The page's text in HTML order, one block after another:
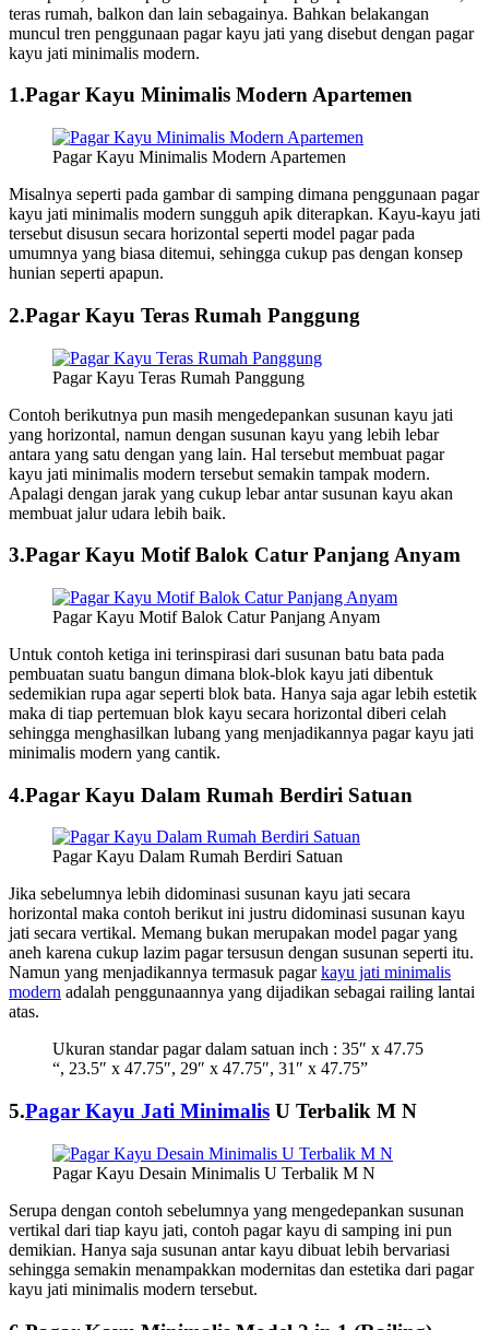
teras rumah, balkon dan lain sebagainya. Bahkan belakangan
muncul tren penggunaan pagar kayu jati yang disebut dengan pagar
kayu jati minimalis modern.
1.Pagar Kayu Minimalis Modern Apartemen
Pagar Kayu Minimalis Modern Apartemen
Misalnya seperti pada gambar di samping dimana penggunaan pagar
kayu jati minimalis modern sungguh apik diterapkan. Kayu-kayu jati
tersebut disusun secara horizontal seperti model pagar pada
umumnya yang biasa ditemui, sehingga cukup pas dengan konsep
hunian seperti apapun.
2.Pagar Kayu Teras Rumah Panggung
Pagar Kayu Teras Rumah Panggung
Contoh berikutnya pun masih mengedepankan susunan kayu jati
yang horizontal, namun dengan susunan kayu yang lebih lebar
antara yang satu dengan yang lain. Hal tersebut membuat pagar
kayu jati minimalis modern tersebut semakin tampak modern.
Apalagi dengan jarak yang cukup lebar antar susunan kayu akan
membuat jalur udara lebih baik.
3.Pagar Kayu Motif Balok Catur Panjang Anyam
Pagar Kayu Motif Balok Catur Panjang Anyam
Untuk contoh ketiga ini terinspirasi dari susunan batu bata pada
pembuatan suatu bangun dimana blok-blok kayu jati dibentuk
sedemikian rupa agar seperti blok bata. Hanya saja agar lebih estetik
maka di tiap pertemuan blok kayu secara horizontal diberi celah
sehingga menghasilkan lubang yang menjadikannya pagar kayu jati
minimalis modern yang cantik.
4.Pagar Kayu Dalam Rumah Berdiri Satuan
Pagar Kayu Dalam Rumah Berdiri Satuan
Jika sebelumnya lebih didominasi susunan kayu jati secara
horizontal maka contoh berikut ini justru didominasi susunan kayu
jati secara vertikal. Memang bukan merupakan model pagar yang
aneh karena cukup lazim pagar tersusun dengan susunan seperti itu.
Namun yang menjadikannya termasuk pagarkayu jati minimalis
modern adalah penggunaannya yang dijadikan sebagai railing lantai
atas.
Ukuran standar pagar dalam satuan inch : 35″ x 47.75
“, 23.5″ x 47.75″, 29″ x 47.75″, 31″ x 47.75”
5.Pagar Kayu Jati Minimalis U Terbalik M N
Pagar Kayu Desain Minimalis U Terbalik M N
Serupa dengan contoh sebelumnya yang mengedepankan susunan
vertikal dari tiap kayu jati, contoh pagar kayu di samping ini pun
demikian. Hanya saja susunan antar kayu dibuat lebih bervariasi
sehingga semakin menampakkan modernitas dan estetika dari pagar
kayu jati minimalis modern tersebut.